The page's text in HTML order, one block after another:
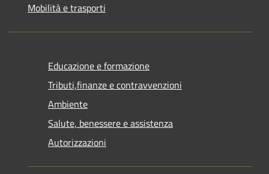
Mobilità e trasporti
Educazione e formazione
Tributi,finanze e contravvenzioni
Ambiente
Salute, benessere e assistenza
Autorizzazioni